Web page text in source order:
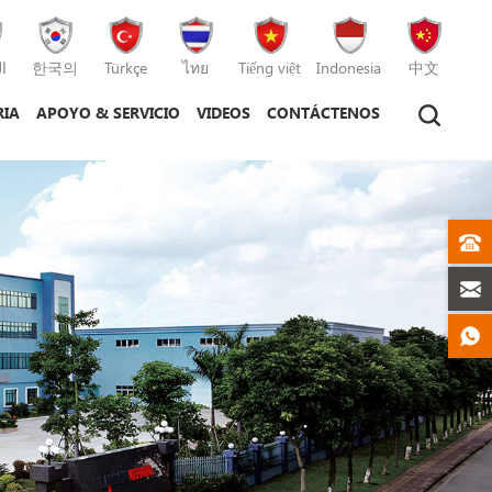
한국의 Türkçe ไทย Tiếng việt Indonesia 中文
APOYO & SERVICIO VIDEOS CONTÁCTENOS